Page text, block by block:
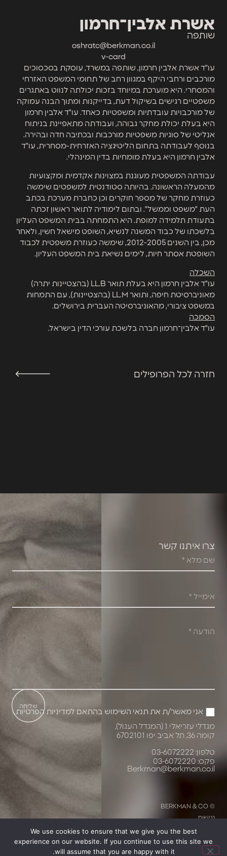
אשרת אלבין־חרמון
שותפה
oshratc@berkman.co.il
v-card
עו"ד אשרת אלבין חרמון, שותפה במשרד, עוסקת בסכסוכים
מורכבים ורחבי היקף במגוון רחב של תחומי המשפט האזרחי
והמסחרי. היא מוערכת במיוחד בזכות יכולתה לנווט באתגרים
משפטיים רגישים בשיקול דעת, בדייקנות ומתוך הבנה עמוקה
של מורכבויות עובדתיות ומשפטיות כאחד. עו"ד אלבין חרמון
היא בעלת יכולת מחקר גבוהה, ועבודתה מתאפיינת בניתוח
אנליטי של סוגיות משפטיות מורכבות ובכתיבה חדה ובהירה.
בנוסף לעבודתה בתחום הליטיגציה האזרחית-מסחרית, עו"ד
אלבין חרמון היא בעלת מומחיות בדין המינהלי.
עבודתה המשפטית מעוגנת במצוינות אקדמית ומקצועיות
מהמעלה הראשונה. בהיותה סטודנטית למשפטים שימשה
כעוזרת מחקר של מספר חוקרים וכן כחברת מערכת בכתב
העת "משפט וממשל". ובתום לימודיה לתואר ראשון זכתה
בתעודת תלמידה למופת. היא התמחתה בבית המשפט העליון
בלשכתו של כבוד המשנה לנשיא, השופט מישאל חשין, ולאחר
מכן, בין השנים 2012-2005, שימשה כעוזרת משפטית לכבוד
השופטת אסתר חיות, לימים נשיאת בית המשפט העליון.
השכלה
עו"ד אלבין חרמון היא בעלת תואר LL.B (בהצטיינות יתרה)
מאוניברסיטת חיפה, ותואר LL.M (בהצטיינות), עם התמחות
במשפט ציבורי, מהאוניברסיטה העברית בירושלים.
הסמכה
עו"ד אלבין־חרמון חברה בלשכת עורכי הדין בישראל.
חזרה לכל הפרופילים
צרו איתנו קשר
אני מאשר/ת את תנאי השימוש בהתאם למדיניות הפרטיות .
שליחה
מגדלי עזריאלי 1 (המגדל העגול),
קומה 36, תל אביב יפו 6702101
טלפון: 03-6072222
פקס: 03-6072220
Berkman@berkman.co.il
© BERKMAN & CO
נגישות
Development: Linklab
Design: Dinitz Studio
We use cookies to ensure that we give you the best
experience on our website. If you continue to use this site we
will assume that you are happy with it.